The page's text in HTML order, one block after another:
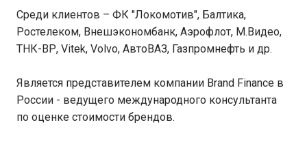
Среди клиентов – ФК "Локомотив", Балтика,
Ростелеком, Внешэкономбанк, Аэрофлот, М.Видео,
ТНК-ВР, Vitek, Volvo, АвтоВАЗ, Газпромнефть и др.
Является представителем компании Brand Finance в
России - ведущего международного консультанта
по оценке стоимости брендов.